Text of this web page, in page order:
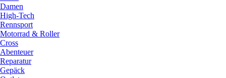
Damen
High-Tech
Rennsport
Motorrad & Roller
Cross
Abenteuer
Reparatur
Gepäck